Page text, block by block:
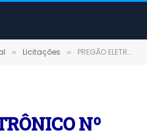
» Licitações » PREGÃO ELETRÔNICO Nº 04/2020 (AQUISIÇÃO MATERIAL PERMANENTE PARA ATENDER AS NECESSIDADES DO FUNDO MUNICIPAL DE SAÚDE)
Nº